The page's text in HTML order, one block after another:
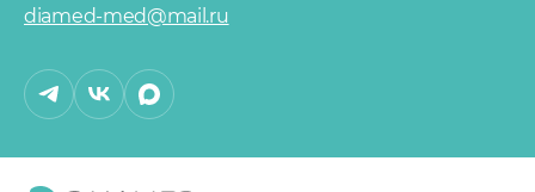
diamed-med@mail.ru